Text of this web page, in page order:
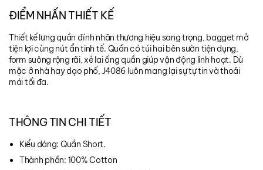
ĐIỂM NHẤN THIẾT KẾ
Thiết kế lưng quần đính nhãn thương hiệu sang trọng, bagget mở
tiện lợi cùng nút ẩn tinh tế. Quần có túi hai bên sườn tiện dụng,
form suông rộng rãi, xẻ lai ống quần giúp vận động linh hoạt. Dù
mặc ở nhà hay dạo phố, J4086 luôn mang lại sự tự tin và thoải
mái tối đa.
THÔNG TIN CHI TIẾT
Kiểu dáng: Quần Short.
Thành phần: 100% Cotton